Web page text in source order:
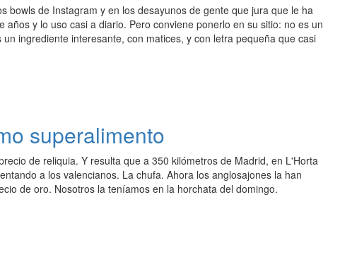
bowls de Instagram y en los desayunos de gente que jura que le ha
y lo uso casi a diario. Pero conviene ponerlo en su sitio: no es un
ingrediente interesante, con matices, y con letra pequeña que casi
superalimento
de reliquia. Y resulta que a 350 kilómetros de Madrid, en L'Horta
a los valencianos. La chufa. Ahora los anglosajones la han
de oro. Nosotros la teníamos en la horchata del domingo.